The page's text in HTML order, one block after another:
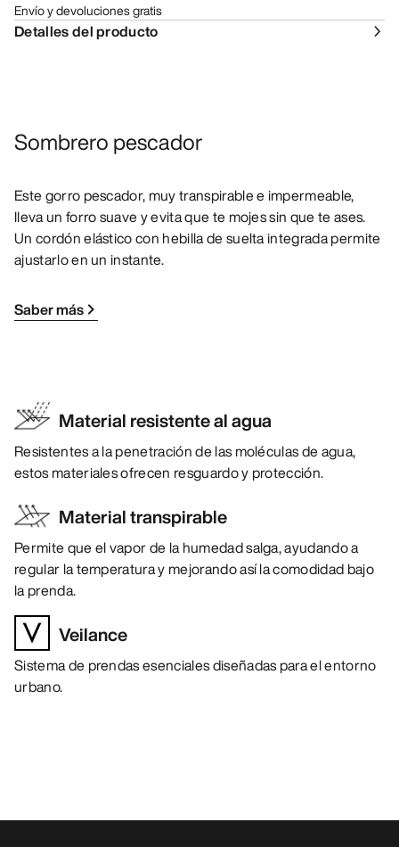
Envío y devoluciones gratis
Detalles del producto
Sombrero pescador
Este gorro pescador, muy transpirable e impermeable,
lleva un forro suave y evita que te mojes sin que te ases.
Un cordón elástico con hebilla de suelta integrada permite
ajustarlo en un instante.
Saber más
Material resistente al agua
Resistentes a la penetración de las moléculas de agua,
estos materiales ofrecen resguardo y protección.
Material transpirable
Permite que el vapor de la humedad salga, ayudando a
regular la temperatura y mejorando así la comodidad bajo
la prenda.
Veilance
Sistema de prendas esenciales diseñadas para el entorno
urbano.